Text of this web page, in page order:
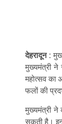
देहरादून :
मुख्यमंत्री ने
महोत्सव का
फलों की
मुख्यमंत्री ने
सकती है।